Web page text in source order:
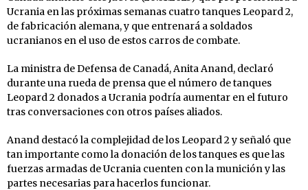
Ucrania en las próximas semanas cuatro tanques Leopard 2,
de fabricación alemana, y que entrenará a soldados
ucranianos en el uso de estos carros de combate.
La ministra de Defensa de Canadá, Anita Anand, declaró
durante una rueda de prensa que el número de tanques
Leopard 2 donados a Ucrania podría aumentar en el futuro
tras conversaciones con otros países aliados.
Anand destacó la complejidad de los Leopard 2 y señaló que
tan importante como la donación de los tanques es que las
fuerzas armadas de Ucrania cuenten con la munición y las
partes necesarias para hacerlos funcionar.